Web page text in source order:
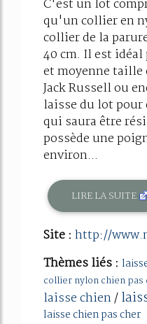
C'est un lot
qu'un collier en
collier de la
40 cm. Il est
et moyenne taille
Jack Russell ou
laisse du lot
qui saura être
possède une
environ...
LIRE LA SUITE
Site : http://
Thèmes liés :
collier nylon chien pas
laisse chien/
laisse chien pas cher